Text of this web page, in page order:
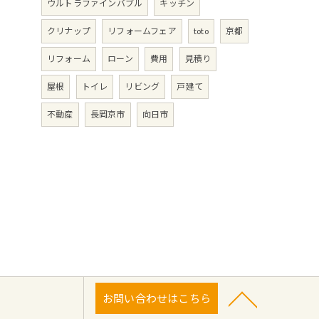
ウルトラファインバブル
キッチン
クリナップ
リフォームフェア toto
京都
リフォーム
ローン 費用
見積り
屋根
トイレ リビング
戸建て
不動産
長岡京市 向日市
お問い合わせはこちら